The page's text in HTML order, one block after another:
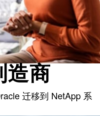
造商
迁移到 NetApp 系